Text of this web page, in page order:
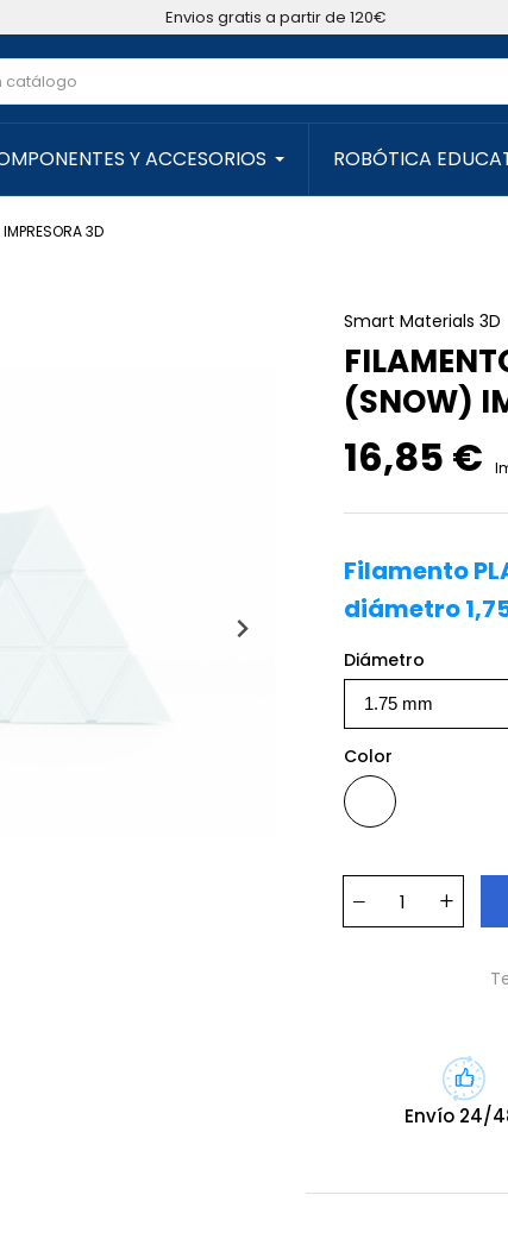
Envios gratis a partir de 120€
Y ACCESORIOS ROBÓTICA
3D
Smart Materials 3D
(SNOW)
16,85 €
Filamento
diámetro
Diámetro
Color
Blanco
Envío 24/